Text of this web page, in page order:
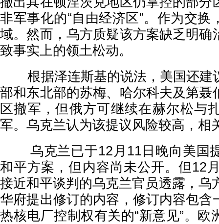
非军事化的“自由经济区”。作为交换
域。然而，乌方质疑该方案缺乏明确
致事实上的领土松动。
根据泽连斯基的说法，美国还建
部和东北部的苏梅、哈尔科夫及第聂
区撤军，但俄方可继续在赫尔松与
军。乌克兰认为该提议风险较高，相
乌克兰已于12月11日晚向美国
和平方案，但内容尚未公开。但12
接近和平谈判的乌克兰官员透露，乌
华府提出修订的内容，修订内容包含
热核电厂控制权有关的“新意见”。欧